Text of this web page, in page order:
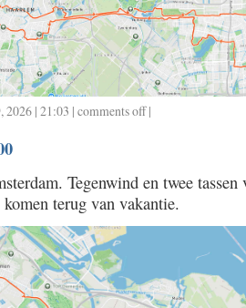
2026 | 21:03 | comments offon
/
3.10
|
Tegenwind en twee
terug van vakantie.